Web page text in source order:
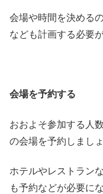
会場や時間を決める
なども計画する必要
会場を予約する
おおよそ参加する人
の会場を予約しましょ
ホテルやレストラン
も予約などが必要に